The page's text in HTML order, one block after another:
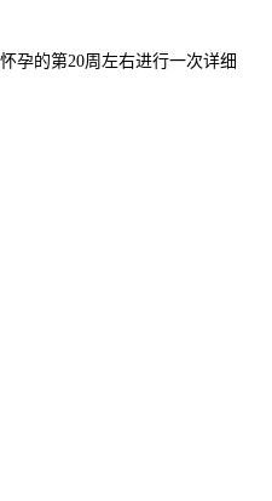
孕的第20周左右进行一次详细